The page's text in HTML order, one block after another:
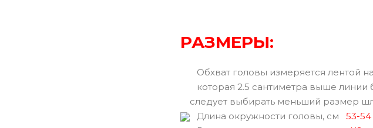
РАЗМЕРЫ:
Обхват головы измеряется лентой
которая 2.5 сантиметра выше
следует выбирать меньший размер
Длина окружности головы, см 53-54